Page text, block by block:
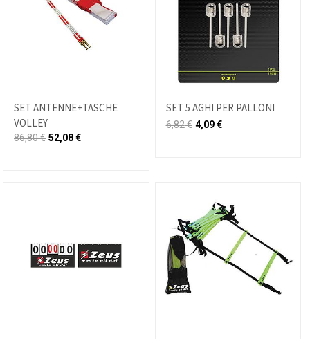
SET ANTENNE+TASCHE
VOLLEY
86,80€ 52,08€
SET 5 AGHI PER PALLONI
6,82€ 4,09€